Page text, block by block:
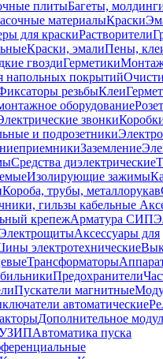
плитыБагеты,
материалыКраски
для краскиРастворители
Краски, эмалиПены,
гвоздиГерметики
напольных покрытий
резьбыКлеи
оборудование
звонки
и подрозетники
Заземление
Средства диэлектрические
Изолирующие зажимы
Короба, трубы, металлорукав
гильзы кабельные
крепежАрматура СИП
Аксессуары для
электротехнические
Трансформаторы
Предохранители
Пускатели магнитные
автоматические
Дополнительное
Автоматика пуска